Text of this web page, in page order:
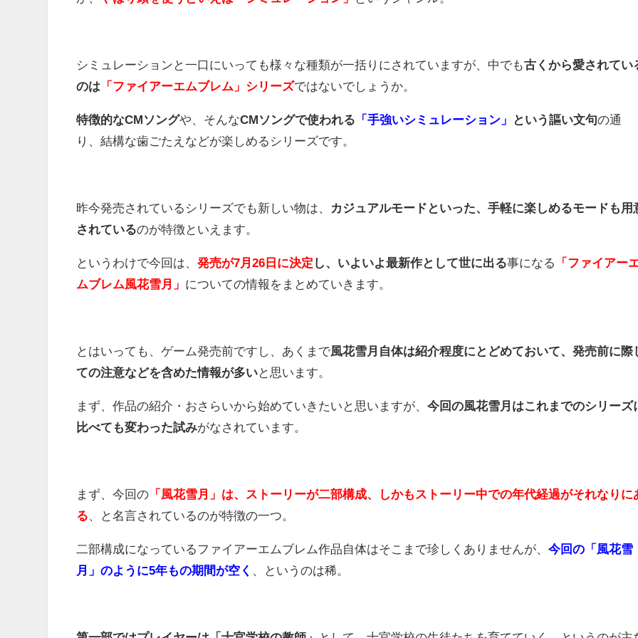
シミュレーションと一口にいっても様々な種類が一括りにされていますが、中でも古くから愛されてい
のは 「ファイアーエムブレム」シリーズではないでしょうか。
特徴的なCMソングや、そんなCMソングで使われる 「手強いシミュレーション」 という謳い文句の通
り、結構な歯ごたえなどが楽しめるシリーズです。
昨今発売されているシリーズでも新しい物は、
カジュアルモードといった、手軽に楽しめるモードも用
されているのが特徴といえます。
というわけで今回は、発売が7月26日に決定 し、いよいよ最新作として世に出る事になる
「ファイアー
ムブレム風花雪月」 についての情報をまとめていきます。
とはいっても、ゲーム発売前ですし、あくまで風花雪月自体は紹介程度にとどめておいて、発売前に際
ての注意などを含めた情報が多いと思います。
まず、作品の紹介・おさらいから始めていきたいと思いますが、今回の風花雪月はこれまでのシリーズ
比べても変わった試みがなされています。
まず、今回の 「風花雪月」は、ストーリーが二部構成、しかもストーリー中での年代経過がそれなりに
る 、と名言されているのが特徴の一つ。
二部構成になっているファイアーエムブレム作品自体はそこまで珍しくありませんが、今回の「風花雪
月」のように5年もの期間が空く
、というのは稀。